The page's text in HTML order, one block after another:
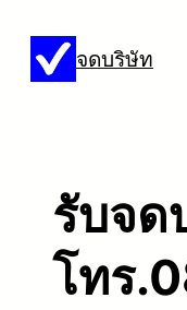
จดบริษัท
รับจด
โทร